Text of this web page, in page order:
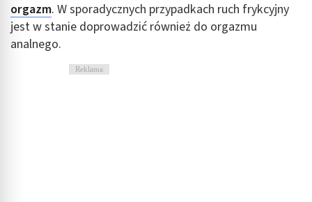
orgazm. W sporadycznych przypadkach ruch frykcyjny
jest w stanie doprowadzić również do orgazmu
analnego.
Reklama